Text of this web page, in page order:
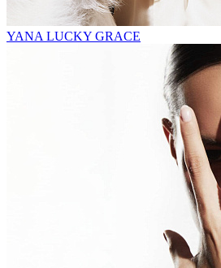
YANA LUCKY GRACE